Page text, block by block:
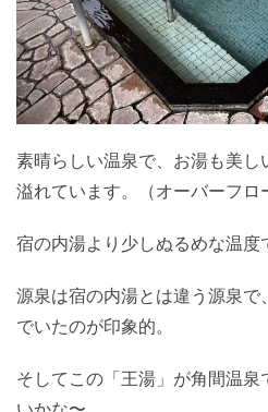
素晴らしい温泉で、お湯も美
溢れています。（オーバーフロ
宿の内湯より少しぬるめな温度
源泉は宿の内湯とは違う源泉で
でいたのが印象的。
そしてこの「王湯」が角間温